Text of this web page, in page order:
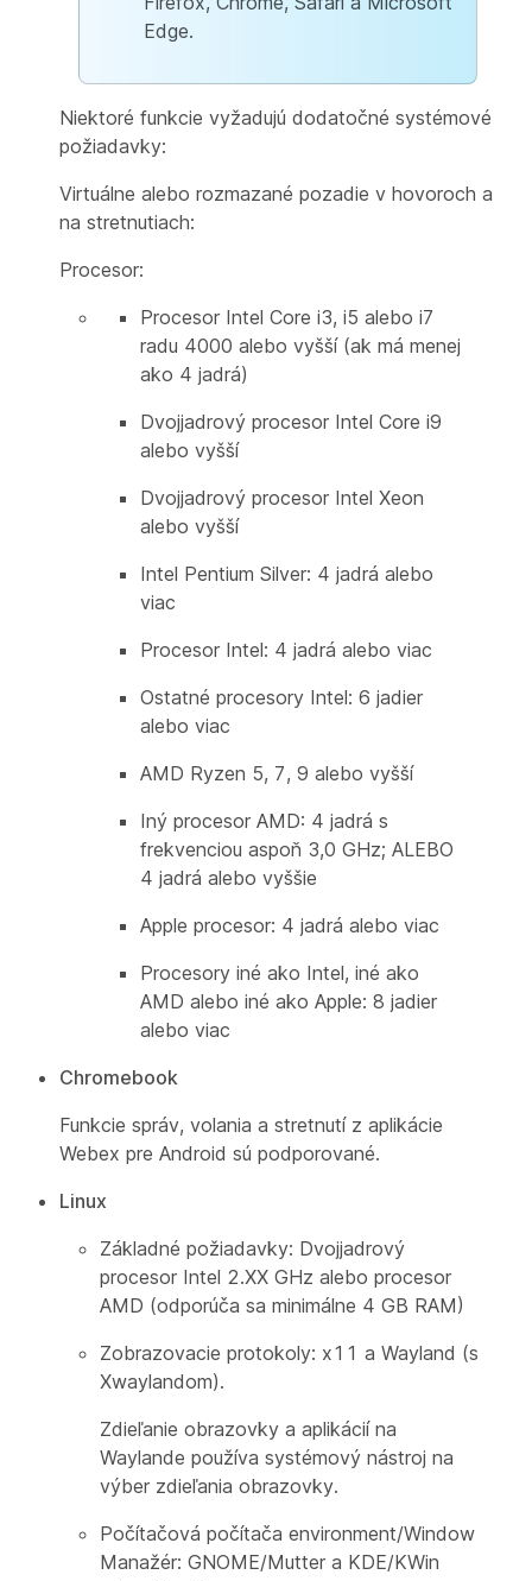
Edge.
Niektoré funkcie vyžadujú dodatočné systémové
požiadavky:
Virtuálne alebo rozmazané pozadie v hovoroch a
na stretnutiach:
Procesor:
Procesor Intel Core i3, i5 alebo i7
radu 4000 alebo vyšší (ak má menej
ako 4 jadrá)
Dvojjadrový procesor Intel Core i9
alebo vyšší
Dvojjadrový procesor Intel Xeon
alebo vyšší
Intel Pentium Silver: 4 jadrá alebo
viac
Procesor Intel: 4 jadrá alebo viac
Ostatné procesory Intel: 6 jadier
alebo viac
AMD Ryzen 5, 7, 9 alebo vyšší
Iný procesor AMD: 4 jadrá s
frekvenciou aspoň 3,0 GHz; ALEBO
4 jadrá alebo vyššie
Apple procesor: 4 jadrá alebo viac
Procesory iné ako Intel, iné ako
AMD alebo iné ako Apple: 8 jadier
alebo viac
Chromebook
Funkcie správ, volania a stretnutí z aplikácie
Webex pre Android sú podporované.
Linux
Základné požiadavky: Dvojjadrový
procesor Intel 2.XX GHz alebo procesor
AMD (odporúča sa minimálne 4 GB RAM)
Zobrazovacie protokoly: x11 a Wayland (s
Xwaylandom).
Zdieľanie obrazovky a aplikácií na
Waylande používa systémový nástroj na
výber zdieľania obrazovky.
Počítačová počítača environment/Window
Manažér: GNOME/Mutter a KDE/KWin